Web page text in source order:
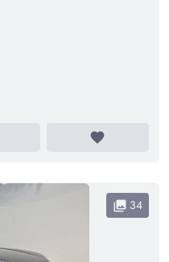
favorite
collections 34